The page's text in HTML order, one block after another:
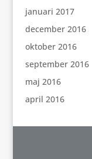
januari 2017
december 2016
oktober 2016
september 2016
maj 2016
april 2016